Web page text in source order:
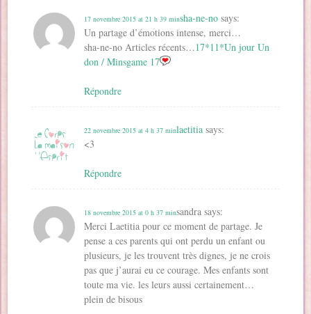
sha-ne-no says:
17 novembre 2015 at 21 h 39 min
Un partage d’émotions intense, merci…
sha-ne-no Articles récents…17*11*Un jour Un
don / Minsgame 17
Répondre
laetitia says:
22 novembre 2015 at 4 h 37 min
<3
Répondre
sandra says:
18 novembre 2015 at 0 h 37 min
Merci Laetitia pour ce moment de partage. Je
pense a ces parents qui ont perdu un enfant ou
plusieurs, je les trouvent très dignes, je ne crois
pas que j’aurai eu ce courage. Mes enfants sont
toute ma vie. les leurs aussi certainement…
plein de bisous